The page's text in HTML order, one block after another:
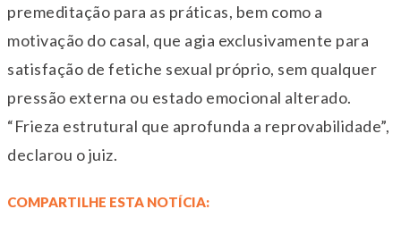
premeditação para as práticas, bem como a
motivação do casal, que agia exclusivamente para
satisfação de fetiche sexual próprio, sem qualquer
pressão externa ou estado emocional alterado.
“Frieza estrutural que aprofunda a reprovabilidade”,
declarou o juiz.
COMPARTILHE ESTA NOTÍCIA: